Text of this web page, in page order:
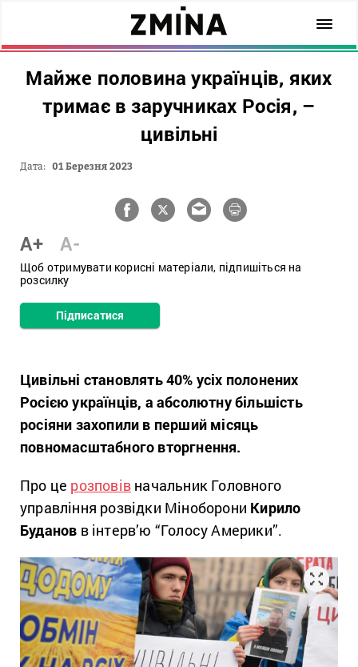
Майже половина українців, яких
тримає в заручниках Росія, –
цивільні
Дата: 01 Березня 2023
A+ A-
Щоб отримувати корисні матеріали, підпишіться на
розсилку
Підписатися
Цивільні становлять 40% усіх полонених
Росією українців, а абсолютну більшість
росіяни захопили в перший місяць
повномасштабного вторгнення.
Про це розповів начальник Головного
управління розвідки Міноборони Кирило
Буданов в інтерв’ю “Голосу Америки”.